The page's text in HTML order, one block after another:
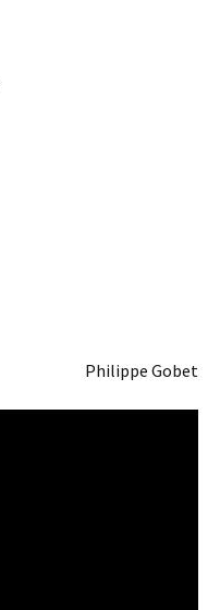
Philippe Gobet